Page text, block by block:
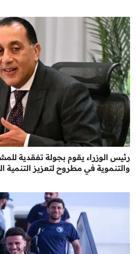
رئيس الوزراء يقوم بجولة تفقدية
والتنموية في مطروح لتعزيز التنمية